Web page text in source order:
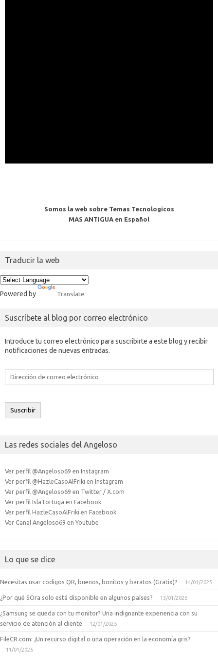
Somos la web sobre Temas Tecnologicos
MAS ANTIGUA en Español
Traducir la web
Powered by Translate
Suscríbete al blog por correo electrónico
Introduce tu correo electrónico para suscribirte a este blog y recibir
notificaciones de nuevas entradas.
Dirección
electrónico
Suscribir
Las redes sociales del Angeloso
Ver perfil @Angeloso69 en Instagram
Ver perfil @HazleCasoAlFriki en Instagram
Ver perfil @Angeloso69 en Twitter / X.com
Ver perfil IslaTortuga en Facebook
Ver perfil HazleCasoAlFriki en Facebook
Ver Canal Angeloso69 en Youtube
Lo que se dice
Necesitas usar codigos QR, buenos, bonitos y baratos (Gratix)? 14/01/2025
¿Por qué SOra solo está disponible en algunos países? 13/01/2025
¿Samsung se queda con tu monitor? Una indignante experiencia con su
servicio de atención al cliente
12/01/2025
FileCR.com: ¿Un recurso digital o una operación en la economía gris?
11/01/2025